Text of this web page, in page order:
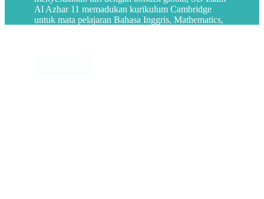
Al Azhar 11 memadukan kurikulum Cambridge
untuk mata pelajaran Bahasa Inggris, Mathematics,